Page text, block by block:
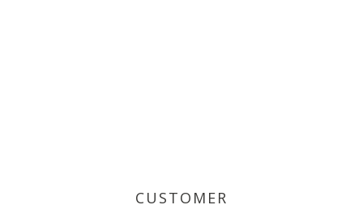
CUSTOMER